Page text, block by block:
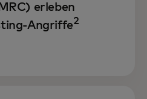
erleben
Angriffe2